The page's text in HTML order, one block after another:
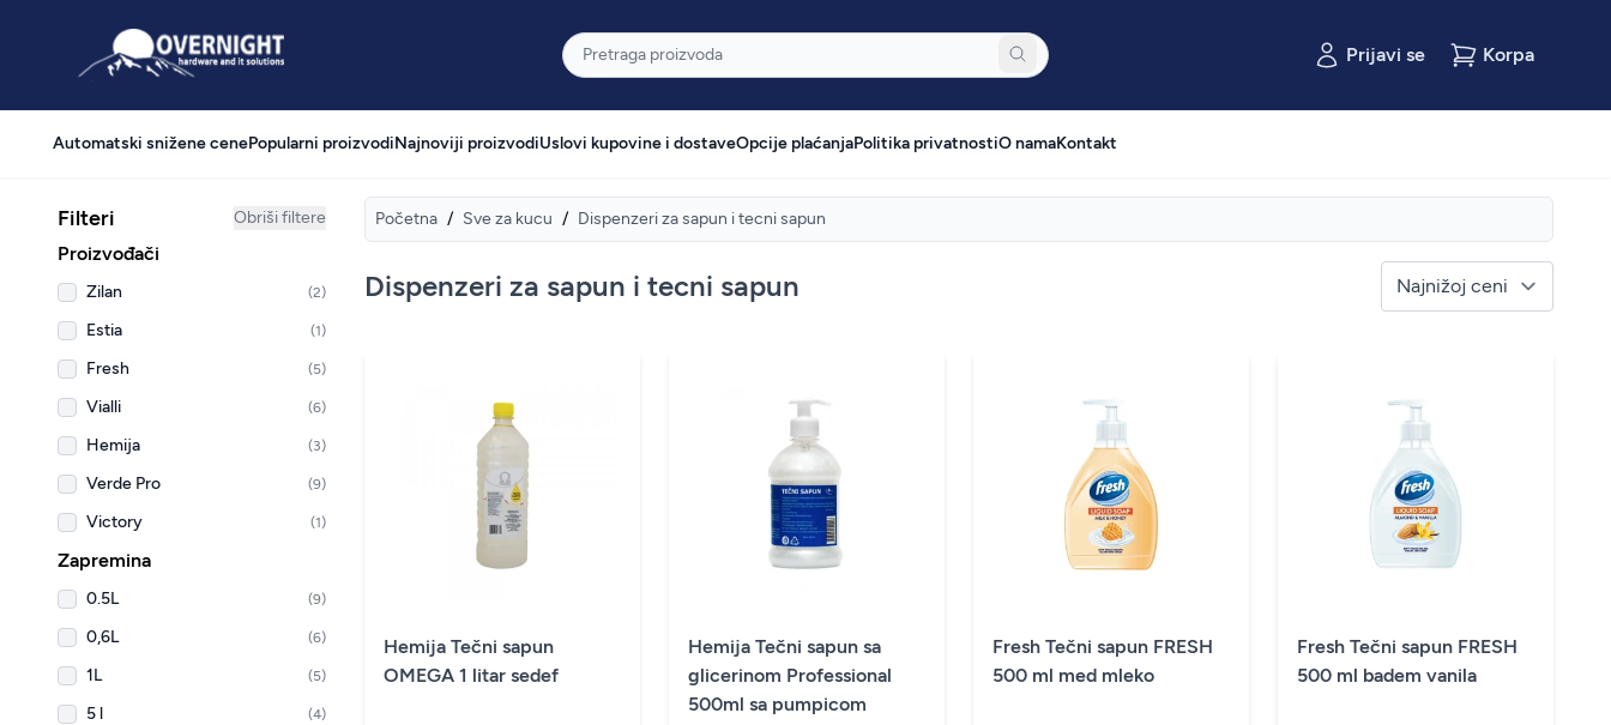
Overnight Pretraga
Prijavi se Korpa
Automatski snižene cenePopularni proizvodiNajnoviji proizvodiUslovi kupovine i dostaveOpcije plaćanjaPolitika privatnostiO namaKontakt
Filteri Obriši filtere
Proizvođači
Zilan (2)
Estia (1)
Fresh (5)
Vialli (6)
Hemija (3)
Verde Pro (9)
Victory (1)
Zapremina
0.5L (9)
0,6L (6)
1L (5)
5 l (4)
Početna / Sve za kucu / Dispenzeri za sapun i tecni sapun
Dispenzeri za sapun i tecni sapun
Hemija Tečni sapun
OMEGA 1 litar sedef
Hemija Tečni sapun sa
glicerinom Professional
500ml sa pumpicom
Fresh Tečni sapun FRESH
500 ml med mleko
Fresh Tečni sapun FRESH
500 ml badem vanila